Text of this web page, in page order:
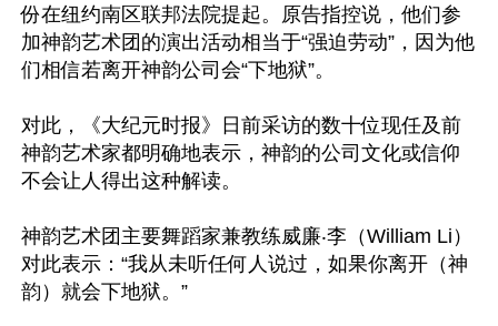
份在纽约南区联邦法院提起。原告指控说，他们参
加神韵艺术团的演出活动相当于“强迫劳动”，因为他
们相信若离开神韵公司会“下地狱”。
对此，《大纪元时报》日前采访的数十位现任及前
神韵艺术家都明确地表示，神韵的公司文化或信仰
不会让人得出这种解读。
神韵艺术团主要舞蹈家兼教练威廉‧李（William Li）
对此表示：“我从未听任何人说过，如果你离开（神
韵）就会下地狱。”